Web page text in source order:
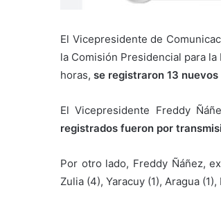
El Vicepresidente de
la Comisión Presidencial para
horas, se registraron 13
El Vicepresidente Freddy
registrados fueron por
Por otro lado, Freddy Ñáñez,
Zulia (4), Yaracuy (1), Aragua